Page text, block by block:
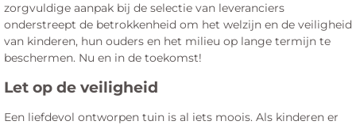
zorgvuldige aanpak bij de selectie van leveranciers
onderstreept de betrokkenheid om het welzijn en de veiligheid
van kinderen, hun ouders en het milieu op lange termijn te
beschermen. Nu en in de toekomst!
Let op de veiligheid
Een liefdevol ontworpen tuin is al iets moois. Als kinderen er